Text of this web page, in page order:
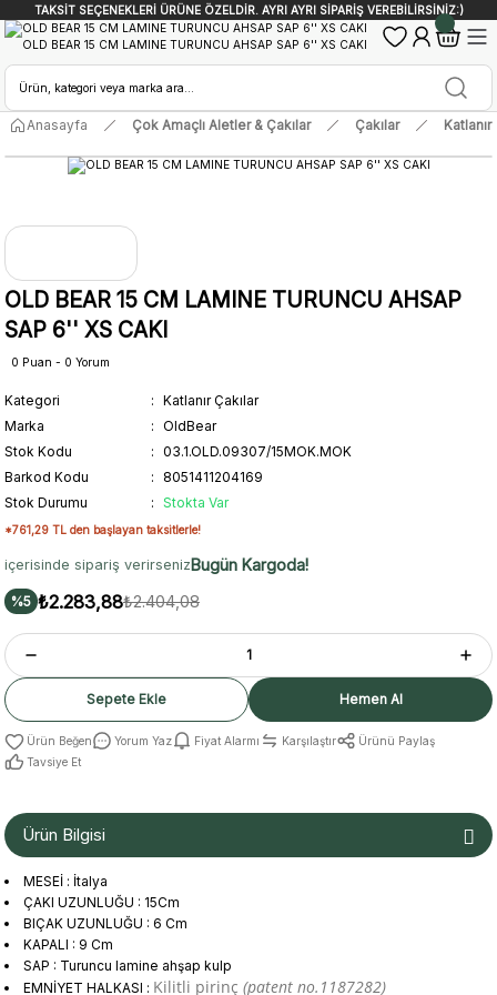
TAKSİT SEÇENEKLERİ ÜRÜNE ÖZELDİR. AYRI AYRI SİPARİŞ VEREBİLİRSİNİZ:)
Anasayfa Çok Amaçlı Aletler & Çakılar Çakılar Katlanır
OLD BEAR 15 CM LAMINE TURUNCU AHSAP
SAP 6'' XS CAKI
0 Puan - 0 Yorum
Kategori
Katlanır Çakılar
Marka
OldBear
Stok Kodu
03.1.OLD.09307/15MOK.MOK
Barkod Kodu
8051411204169
Stok Durumu
Stokta Var
*761,29 TL den başlayan taksitlerle!
içerisinde sipariş verirsenizBugün Kargoda!
%5 ₺2.283,88₺2.404,08
Sepete Ekle Hemen Al
Yorum Yaz Fiyat Alarmı Karşılaştır
Ürünü Paylaş
Tavsiye Et
Ürün Bilgisi
MESEİ : İtalya
ÇAKI UZUNLUĞU : 15Cm
BIÇAK UZUNLUĞU : 6 Cm
KAPALI : 9 Cm
SAP : Turuncu lamine ahşap kulp
EMNİYET HALKASI : Kilitli pirinç (patent no.1187282)